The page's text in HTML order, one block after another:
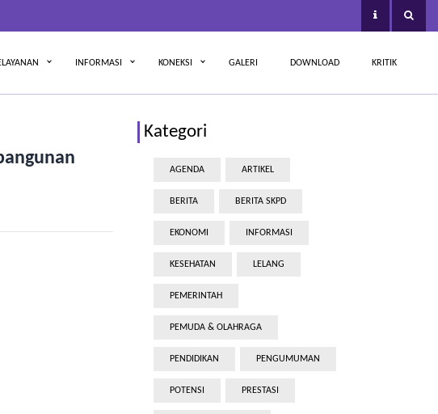
INFORMASI KONEKSI GALERI DOWNLOAD KRITIK
Kategori
AGENDA ARTIKEL
BERITA BERITA SKPD
EKONOMI INFORMASI
KESEHATAN LELANG
PEMERINTAH
PEMUDA & OLAHRAGA
PENDIDIKAN PENGUMUMAN
POTENSI PRESTASI